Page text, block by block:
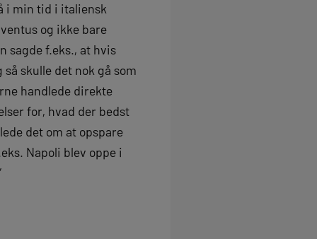
i min tid i italiensk
og ikke bare
sagde f.eks., at hvis
skulle det nok gå som
handlede direkte
for, hvad der bedst
det om at opspare
Napoli blev oppe i